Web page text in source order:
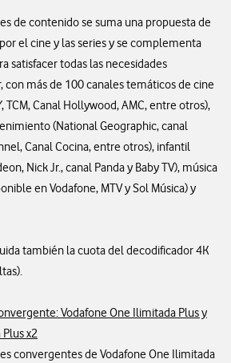
de contenido se suma una propuesta de
el cine y las series y se complementa
satisfacer todas las necesidades
con más de 100 canales temáticos de cine
TCM, Canal Hollywood, AMC, entre otros),
(National Geographic, canal
Canal Cocina, entre otros), infantil
Nick Jr., canal Panda y Baby TV), música
en Vodafone, MTV y Sol Música) y
también la cuota del decodificador 4K
Vodafone One Ilimitada Plus y
x2
convergentes de Vodafone One Ilimitada